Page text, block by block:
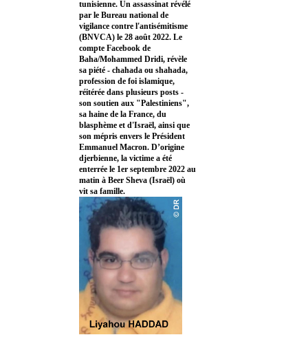
tunisienne. Un assassinat révélé
par le Bureau national de
vigilance contre l'antisémitisme
(BNVCA) le 28 août 2022. Le
compte Facebook de
Baha/Mohammed Dridi, révèle
sa piété - chahada ou shahada,
profession de foi islamique,
réitérée dans plusieurs posts -
son soutien aux "Palestiniens",
sa haine de la France, du
blasphème et d'Israël, ainsi que
son mépris envers le Président
Emmanuel Macron. D’origine
djerbienne, la victime a été
enterrée le 1er septembre 2022 au
matin à Beer Sheva (Israël) où
vit sa famille.